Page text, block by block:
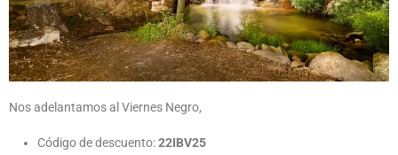
Nos adelantamos al Viernes Negro,
Código de descuento:22IBV25